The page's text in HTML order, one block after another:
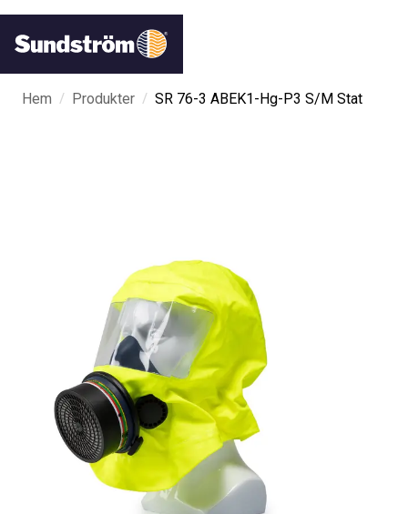
Hem / Produkter / SR 76-3 ABEK1-Hg-P3 S/M Stat